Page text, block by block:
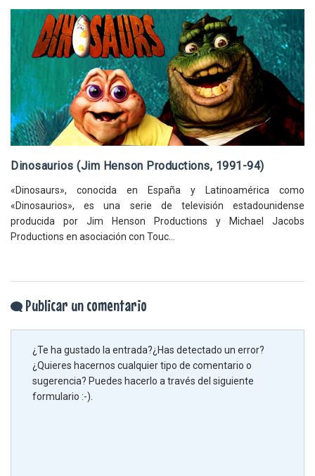
Dinosaurios (Jim Henson Productions, 1991-94)
«Dinosaurs», conocida en España y Latinoamérica como
«Dinosaurios», es una serie de televisión estadounidense
producida por Jim Henson Productions y Michael Jacobs
Productions en asociación con Touc...
Publicar un comentario
¿Te ha gustado la entrada?¿Has detectado un error?
¿Quieres hacernos cualquier tipo de comentario o
sugerencia? Puedes hacerlo a través del siguiente
formulario :-).